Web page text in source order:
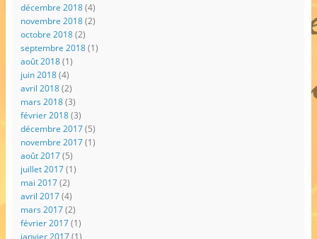
décembre 2018(4)
novembre 2018(2)
octobre 2018(2)
septembre 2018(1)
août 2018(1)
juin 2018(4)
avril 2018(2)
mars 2018(3)
février 2018(3)
décembre 2017(5)
novembre 2017(1)
août 2017(5)
juillet 2017(1)
mai 2017(2)
avril 2017(4)
mars 2017(2)
février 2017(1)
janvier 2017(1)